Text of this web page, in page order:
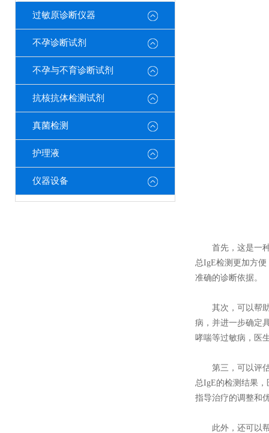
过敏原诊断仪器
不孕诊断试剂
不孕与不育诊断试剂
抗核抗体检测试剂
真菌检测
护理液
仪器设备
首先，这是一种
总IgE检测更加方
准确的诊断依据。
其次，可以帮助
病，并进一步确定
哮喘等过敏病，医
第三，可以评估
总IgE的检测结果
指导治疗的调整和
此外，还可以帮